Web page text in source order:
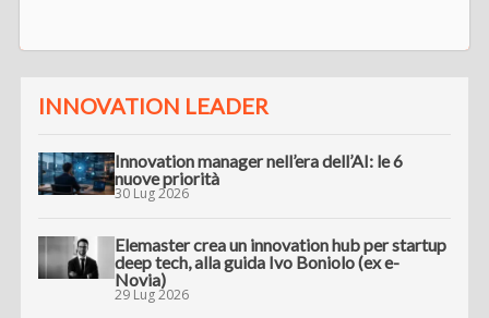
INNOVATION LEADER
Innovation manager nell’era dell’AI: le 6
nuove priorità
30 Lug 2026
Elemaster crea un innovation hub per startup
deep tech, alla guida Ivo Boniolo (ex e-
Novia)
29 Lug 2026